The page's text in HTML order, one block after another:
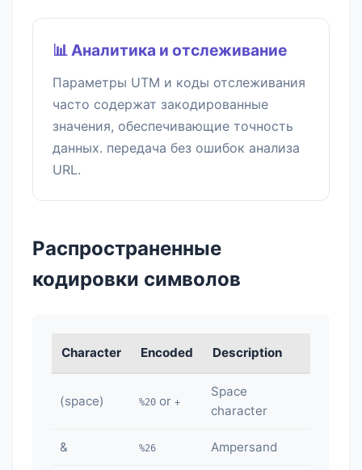
📊 Аналитика и отслеживание
Параметры UTM и коды отслеживания
часто содержат закодированные
значения, обеспечивающие точность
данных. передача без ошибок анализа
URL.
Распространенные
кодировки символов
Character Encoded Description
(space) %20 or +
Space
character
& %26 Ampersand